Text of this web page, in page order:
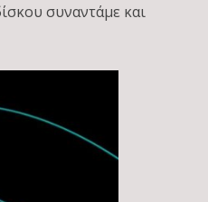
συναντάμε και